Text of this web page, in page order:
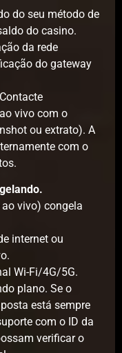
do seu método de
do casino.
da rede
do gateway
vivo com o
ou extrato). A
com o
vivo) congela
internet ou
Wi-Fi/4G/5G.
plano. Se o
está sempre
com o ID da
verificar o